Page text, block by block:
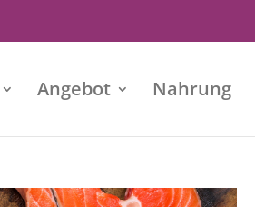
Angebot Nahrung